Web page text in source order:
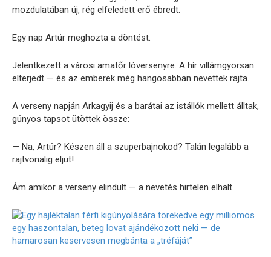
mozdulatában új, rég elfeledett erő ébredt.
Egy nap Artúr meghozta a döntést.
Jelentkezett a városi amatőr lóversenyre. A hír villámgyorsan
elterjedt — és az emberek még hangosabban nevettek rajta.
A verseny napján Arkagyij és a barátai az istállók mellett álltak,
gúnyos tapsot ütöttek össze:
— Na, Artúr? Készen áll a szuperbajnokod? Talán legalább a
rajtvonalig eljut!
Ám amikor a verseny elindult — a nevetés hirtelen elhalt.